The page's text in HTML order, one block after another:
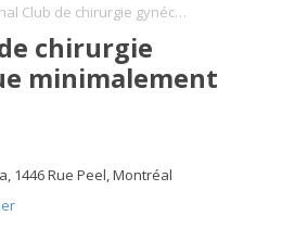
Journal Club de chirurgie gynécologique minimalement invasive
chirurgie
minimalement
1446 Rue Peel, Montréal